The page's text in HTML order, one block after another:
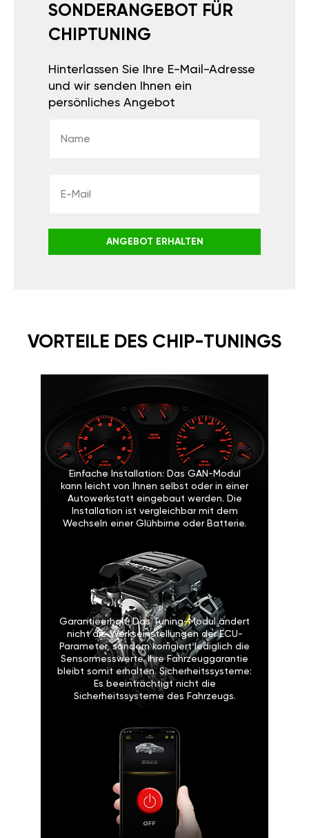
SONDERANGEBOT FÜR
CHIPTUNING
Hinterlassen Sie Ihre E-Mail-Adresse
und wir senden Ihnen ein
persönliches Angebot
ANGEBOT ERHALTEN
VORTEILE DES CHIP-TUNINGS
Einfache Installation: Das GAN-Modul
kann leicht von Ihnen selbst oder in einer
Autowerkstatt eingebaut werden. Die
Installation ist vergleichbar mit dem
Wechseln einer Glühbirne oder Batterie.
Garantieerhalt: Das Tuning-Modul ändert
nicht die Werkseinstellungen der ECU-
Parameter, sondern korrigiert lediglich die
Sensormesswerte. Ihre Fahrzeuggarantie
bleibt somit erhalten. Sicherheitssysteme:
Es beeinträchtigt nicht die
Sicherheitssysteme des Fahrzeugs.